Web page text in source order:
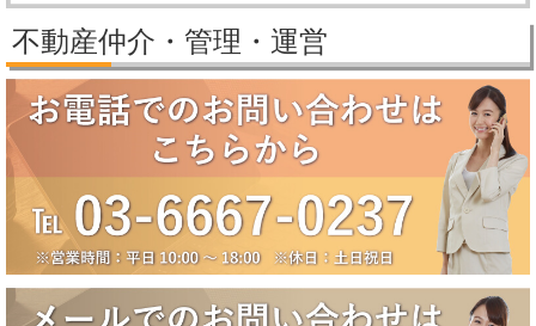
2025/9/29
パレステージ日吉さくらが丘価格改定しました。
2025/9/5
賃貸物件公開しました。
2025/8/5
2025年夏季休業のお知らせ（8月10日～8月18日）
誠に勝手ながら、弊社では下記の期間を夏季休業とさせていただきま
す。
【夏季休業期間】
2025年8月10日（日）～2025年8月18日（月）
休業期間中にいただいたお問い合わせ等につきましては、8月19日
（火）より順次対応させていただきます。
2025/6/17
大田区田園調布5丁目戸建成約になりました。
2025/6/17
不動産仲介・管理・運営